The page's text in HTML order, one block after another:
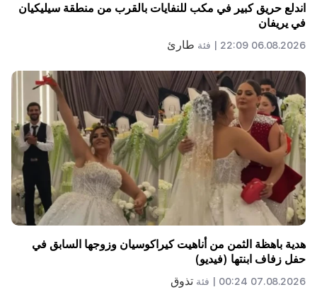
اندلع حريق كبير في مكب للنفايات بالقرب من منطقة سيليكيان
في يريفان
06.08.2026 22:09 | فئة طارئ
هدية باهظة الثمن من أناهيت كيراكوسيان وزوجها السابق في
حفل زفاف ابنتها (فيديو)
07.08.2026 00:24 | فئة تذوق